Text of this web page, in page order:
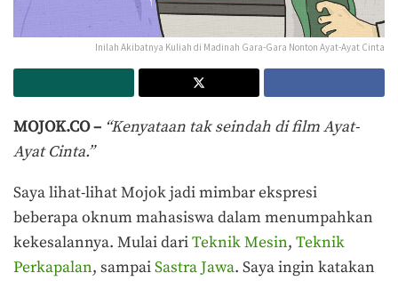
Inilah Akibatnya Kuliah di Madinah Gara-Gara Nonton Ayat-Ayat Cinta
MOJOK.CO – “Kenyataan tak seindah di film Ayat-
Ayat Cinta.”
Saya lihat-lihat Mojok jadi mimbar ekspresi
beberapa oknum mahasiswa dalam menumpahkan
kekesalannya. Mulai dariTeknik Mesin, Teknik
Perkapalan, sampaiSastra Jawa. Saya ingin katakan